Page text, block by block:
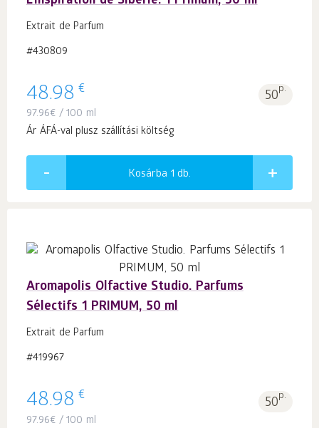
Extrait de Parfum
#430809
48.98 € 50p.
97.96€ / 100 ml
Ár ÁFÁ-val plusz szállítási költség
Kosárba 1 db.
Aromapolis Olfactive Studio. Parfums
Sélectifs 1 PRIMUM, 50 ml
Extrait de Parfum
#419967
48.98 € 50p.
97.96€ / 100 ml